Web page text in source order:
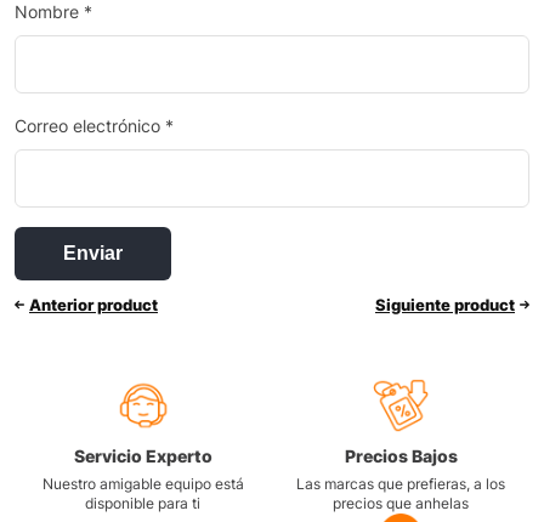
Nombre *
Correo electrónico *
Anterior product Siguiente product
Servicio Experto
Nuestro amigable equipo está
disponible para ti
Precios Bajos
Las marcas que prefieras, a los
precios que anhelas